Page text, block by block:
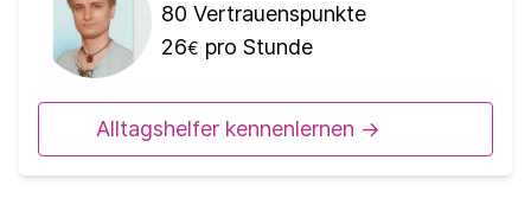
80 Vertrauenspunkte
26€ pro Stunde
Alltagshelfer kennenlernen ->